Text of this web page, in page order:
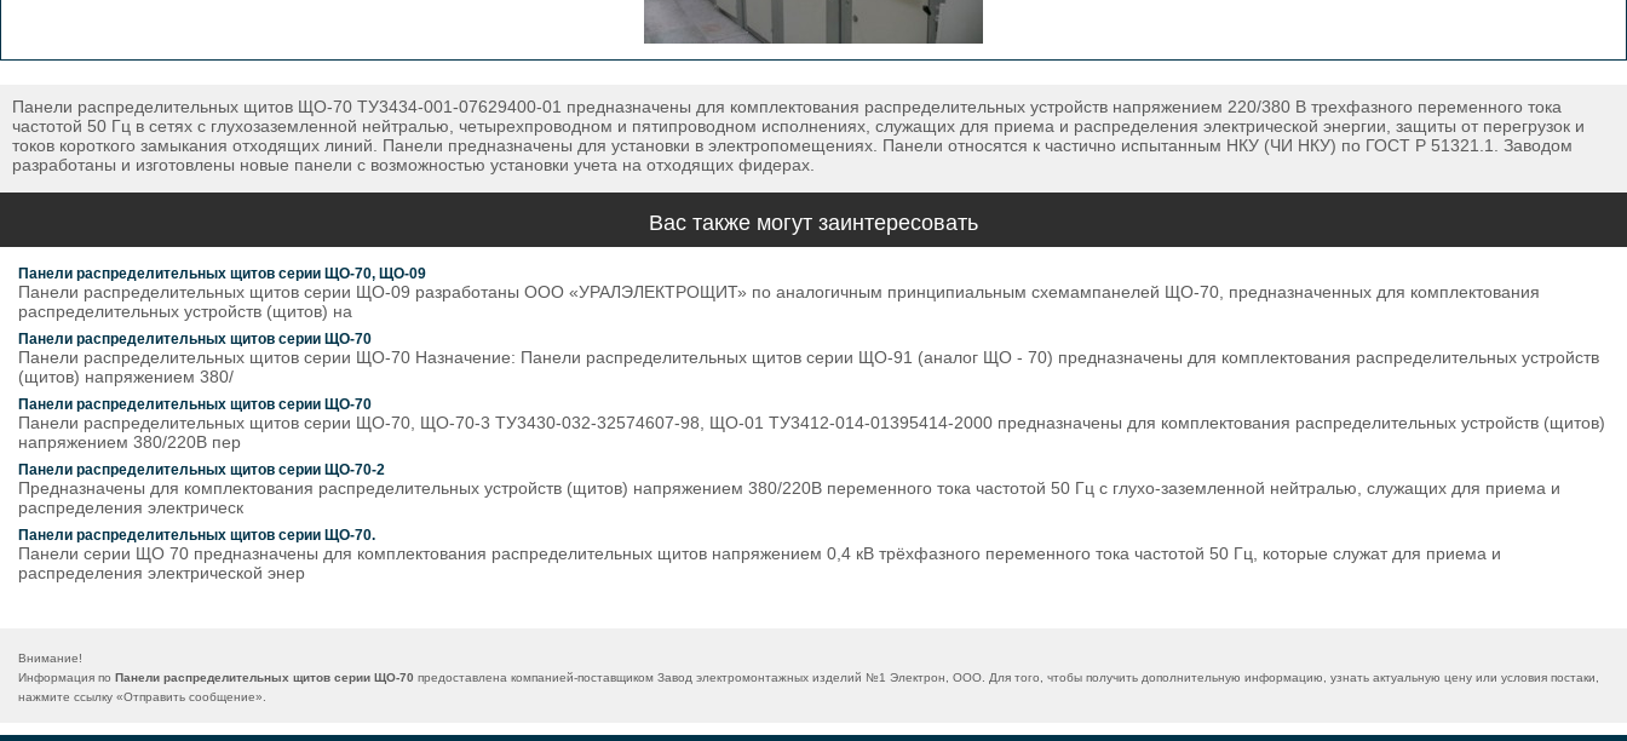
Панели распределительных щитов ЩО-70 ТУ3434-001-07629400-01 предназначены для комплектования распределительных устройств напряжением 220/380 В трехфазного переменного тока
частотой 50 Гц в сетях с глухозаземленной нейтралью, четырехпроводном и пятипроводном исполнениях, служащих для приема и распределения электрической энергии, защиты от перегрузок и
токов короткого замыкания отходящих линий. Панели предназначены для установки в электропомещениях. Панели относятся к частично испытанным НКУ (ЧИ НКУ) по ГОСТ Р 51321.1. Заводом
разработаны и изготовлены новые панели с возможностью установки учета на отходящих фидерах.
Вас также могут заинтересовать
Панели распределительных щитов серии ЩО-70, ЩО-09
Панели распределительных щитов серии ЩО-09 разработаны ООО «УРАЛЭЛЕКТРОЩИТ» по аналогичным принципиальным схемампанелей ЩО-70, предназначенных для комплектования
распределительных устройств (щитов) на
Панели распределительных щитов серии ЩО-70
Панели распределительных щитов серии ЩО-70 Назначение: Панели распределительных щитов серии ЩО-91 (аналог ЩО - 70) предназначены для комплектования распределительных устройств
(щитов) напряжением 380/
Панели распределительных щитов серии ЩО-70
Панели распределительных щитов серии ЩО-70, ЩО-70-3 ТУ3430-032-32574607-98, ЩО-01 ТУ3412-014-01395414-2000 предназначены для комплектования распределительных устройств (щитов)
напряжением 380/220В пер
Панели распределительных щитов серии ЩО-70-2
Предназначены для комплектования распределительных устройств (щитов) напряжением 380/220В переменного тока частотой 50 Гц с глухо-заземленной нейтралью, служащих для приема и
распределения электрическ
Панели распределительных щитов серии ЩО-70.
Панели серии ЩО 70 предназначены для комплектования распределительных щитов напряжением 0,4 кВ трёхфазного переменного тока частотой 50 Гц, которые служат для приема и
распределения электрической энер
Внимание!
Информация по Панели распределительных щитов серии ЩО-70 предоставлена компанией-поставщиком Завод электромонтажных изделий №1 Электрон, ООО. Для того, чтобы получить дополнительную информацию, узнать актуальную цену или условия постаки,
нажмите ссылку «Отправить сообщение».